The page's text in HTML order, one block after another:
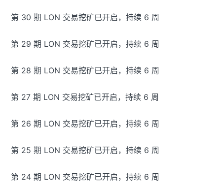
第 30 期 LON 交易挖矿已开启，持续 6 周
第 29 期 LON 交易挖矿已开启，持续 6 周
第 28 期 LON 交易挖矿已开启，持续 6 周
第 27 期 LON 交易挖矿已开启，持续 6 周
第 26 期 LON 交易挖矿已开启，持续 6 周
第 25 期 LON 交易挖矿已开启，持续 6 周
第 24 期 LON 交易挖矿已开启，持续 6 周